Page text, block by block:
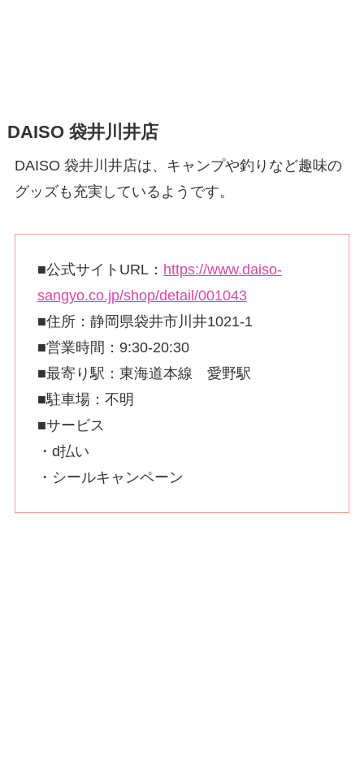
DAISO 袋井川井店
DAISO 袋井川井店は、キャンプや釣りなど趣味の
グッズも充実しているようです。
■公式サイトURL： https://www.daiso-
sangyo.co.jp/shop/detail/001043
■住所：静岡県袋井市川井1021-1
■営業時間：9:30-20:30
■最寄り駅：東海道本線 愛野駅
■駐車場：不明
■サービス
・d払い
・シールキャンペーン